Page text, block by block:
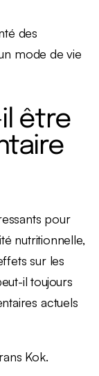
des
mode de vie
être
pour
nutritionnelle,
sur les
il toujours
actuels
Kok.